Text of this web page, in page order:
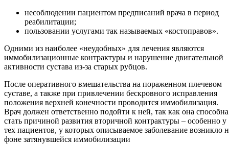
несоблюдении пациентом предписаний врача в период
реабилитации;
пользовании услугами так называемых «костоправов».
Одними из наиболее «неудобных» для лечения являются
иммобилизационные контрактуры и нарушение двигательной
активности сустава из-за старых рубцов.
После оперативного вмешательства на пораженном плечевом
суставе, а также при привлечении бескровного исправления
положения верхней конечности проводится иммобилизация.
Врач должен ответственно подойти к ней, так как она способна
стать причиной развития вторичной контрактуры – особенно у
тех пациентов, у которых описываемое заболевание возникло
фоне затянувшейся иммобилизации